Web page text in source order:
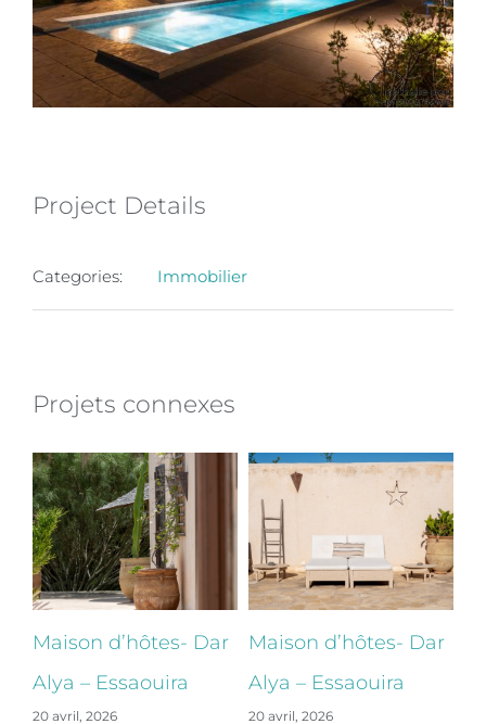
Project Details
Categories: Immobilier
Projets connexes
Maison d’hôtes- Dar
Alya – Essaouira
20 avril, 2026
Maison d’hôtes- Dar
Alya – Essaouira
20 avril, 2026